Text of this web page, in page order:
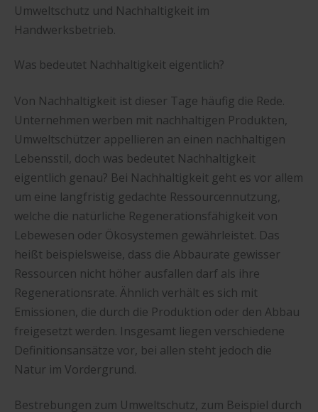
Umweltschutz und Nachhaltigkeit im
Handwerksbetrieb.
Was bedeutet Nachhaltigkeit eigentlich?
Von Nachhaltigkeit ist dieser Tage häufig die Rede.
Unternehmen werben mit nachhaltigen Produkten,
Umweltschützer appellieren an einen nachhaltigen
Lebensstil, doch was bedeutet Nachhaltigkeit
eigentlich genau? Bei Nachhaltigkeit geht es vor allem
um eine langfristig gedachte Ressourcennutzung,
welche die natürliche Regenerationsfähigkeit von
Lebewesen oder Ökosystemen gewährleistet. Das
heißt beispielsweise, dass die Abbaurate gewisser
Ressourcen nicht höher ausfallen darf als ihre
Regenerationsrate. Ähnlich verhält es sich mit
Emissionen, die durch die Produktion oder den Abbau
freigesetzt werden. Insgesamt liegen verschiedene
Definitionsansätze vor, bei allen steht jedoch die
Natur im Vordergrund.
Bestrebungen zum Umweltschutz, zum Beispiel durch